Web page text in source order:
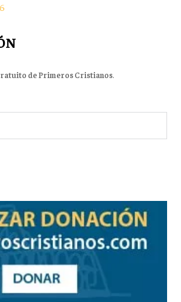
de Primeros Cristianos.